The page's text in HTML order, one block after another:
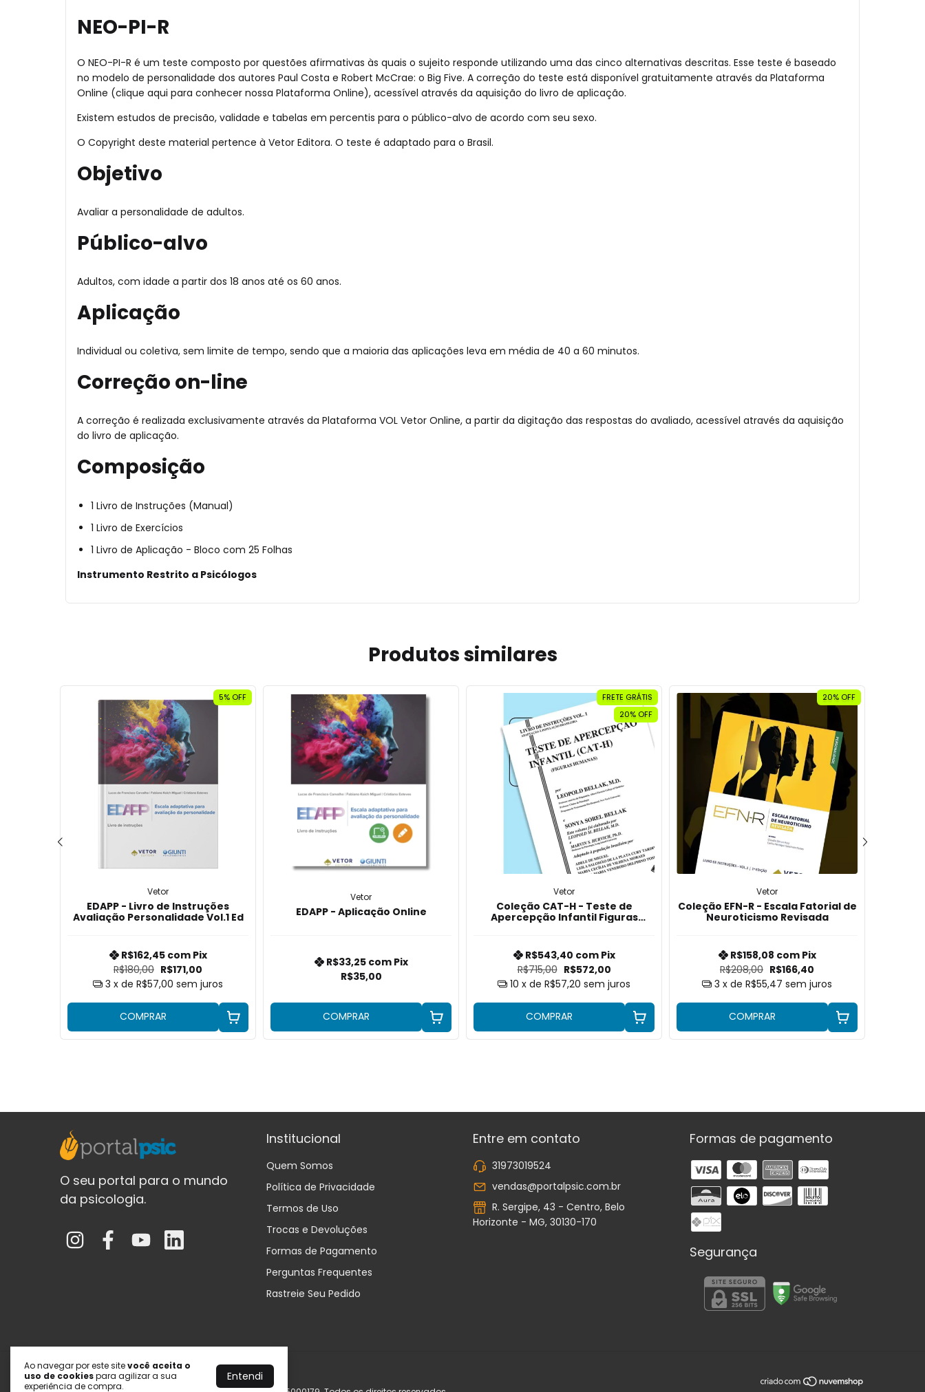
Ao navegar por este sitevocê aceita o
uso de cookiespara agilizar a sua
experiência de compra.
Entendi
NEO-PI-R
O NEO-PI-R é um teste composto por questões afirmativas às quais o sujeito responde utilizando uma das cinco alternativas descritas. Esse teste é baseado
no modelo de personalidade dos autores Paul Costa e Robert McCrae: o Big Five. A correção do teste está disponível gratuitamente através da Plataforma
Online (clique aqui para conhecer nossa Plataforma Online), acessível através da aquisição do livro de aplicação.
Existem estudos de precisão, validade e tabelas em percentis para o público-alvo de acordo com seu sexo.
O Copyright deste material pertence à Vetor Editora. O teste é adaptado para o Brasil.
Objetivo
Avaliar a personalidade de adultos.
Público-alvo
Adultos, com idade a partir dos 18 anos até os 60 anos.
Aplicação
Individual ou coletiva, sem limite de tempo, sendo que a maioria das aplicações leva em média de 40 a 60 minutos.
Correção on-line
A correção é realizada exclusivamente através da Plataforma VOL Vetor Online, a partir da digitação das respostas do avaliado, acessível através da aquisição
do livro de aplicação.
Composição
1 Livro de Instruções (Manual)
1 Livro de Exercícios
1 Livro de Aplicação - Bloco com 25 Folhas
Instrumento Restrito a Psicólogos
Produtos similares
5% OFF
Vetor
EDAPP - Livro de Instruções
Avaliação Personalidade Vol.1 Ed
R$180,00 R$171,00
R$162,45 com Pix
3 x de R$57,00 sem juros
COMPRAR
Vetor
EDAPP - Aplicação Online
R$35,00
R$33,25 com Pix
COMPRAR
FRETE GRÁTIS
20% OFF
Vetor
Coleção CAT-H - Teste de
Apercepção Infantil Figuras
R$715,00 R$572,00
R$543,40 com Pix
10 x de R$57,20 sem juros
COMPRAR
20% OFF
Vetor
Coleção EFN-R - Escala Fatorial de
Neuroticismo Revisada
R$208,00 R$166,40
R$158,08 com Pix
3 x de R$55,47 sem juros
COMPRAR
O seu portal para o mundo
da psicologia.
Institucional
Quem Somos
Política de Privacidade
Termos de Uso
Trocas e Devoluções
Formas de Pagamento
Perguntas Frequentes
Rastreie Seu Pedido
Entre em contato
31973019524
vendas@portalpsic.com.br
R. Sergipe, 43 - Centro, Belo
Horizonte - MG, 30130-170
Formas de pagamento
Segurança
Portal Psic